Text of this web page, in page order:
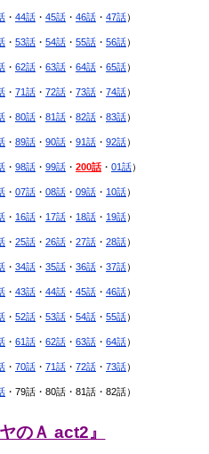
・ 44話 ・ 45話 ・ 46話 ・ 47話）
・ 53話 ・ 54話 ・ 55話 ・ 56話）
・ 62話 ・ 63話 ・ 64話 ・ 65話）
・ 71話 ・ 72話 ・ 73話 ・ 74話）
・ 80話 ・ 81話 ・ 82話 ・ 83話）
・ 89話 ・ 90話 ・ 91話 ・ 92話）
・ 98話 ・ 99話 ・ 200話 ・ 01話）
・ 07話 ・ 08話 ・ 09話 ・ 10話）
・ 16話 ・ 17話 ・ 18話 ・ 19話）
・ 25話 ・ 26話 ・ 27話 ・ 28話）
・ 34話 ・ 35話 ・ 36話 ・ 37話）
・ 43話 ・ 44話 ・ 45話 ・ 46話）
・ 52話 ・ 53話 ・ 54話 ・ 55話）
・ 61話 ・ 62話 ・ 63話 ・ 64話）
・ 70話 ・ 71話 ・ 72話 ・ 73話）
・79話・80話・81話・82話）
のＡ act2』